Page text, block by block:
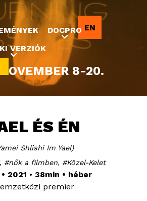
to navigation
8-20.
ÉS ÉN
Shlishi Im Yael
nők a filmben Közel-Kelet
2021 38min
héber
premier
DOCPRO
VERZIÓK
EN